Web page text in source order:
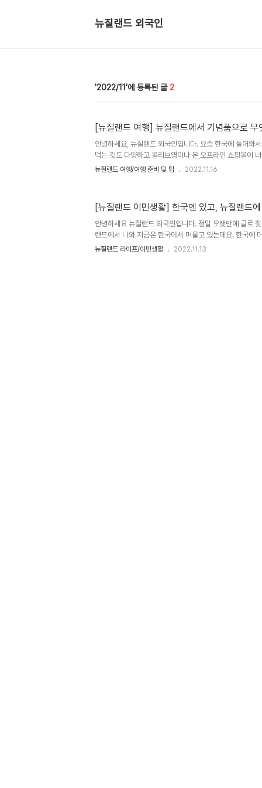
뉴질랜드 외국인
2022/11 2
[뉴질랜드 여행] 뉴질랜드에서 기념품으로 무
안녕하세요, 뉴질랜드 외국인입니다. 요즘 한국에 들어와
먹는 것도 다양하고 올리브영이나 온,오프라인 쇼핑몰이
가 많답니다. 그래서 이번 글은 한국에서는 찾기 힘들거나
있는데, 제가 느끼기엔 꽤 한국 현지화 된 제품 같았습니다.
있는 영양 보충제를 지인들에게 사다주니 꽤 좋은 반응이
질..
뉴질랜드 여행/여행 준비 및 팁 2022.11.16
[뉴질랜드 이민생활] 한국엔 있고, 뉴질랜드
안녕하세요 뉴질랜드 외국인입니다. 정말 오랫만에 글로
랜드에서 나와 지금은 한국에서 머물고 있는데요. 한국에
들을 발견하게 되면서 이번 글에서는 한국에는 흔히 볼 수
으로는 비데 설치 된 집을 한번도 본 적이 없던 것 같음).
뉴질랜드 라이프/이민생활 2022.11.13